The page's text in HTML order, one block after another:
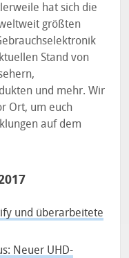
hat sich die
größten
Stand von
und mehr. Wir
Ort, um euch
auf dem
und überarbeitete
Neuer UHD-